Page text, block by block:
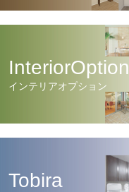
InteriorOption
インテリアオプション
Tobira